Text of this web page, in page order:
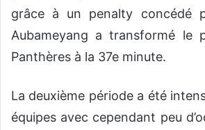
grâce à un penalty concédé
Aubameyang a transformé le
Panthères à la 37e minute.
La deuxième période a été
équipes avec cependant peu